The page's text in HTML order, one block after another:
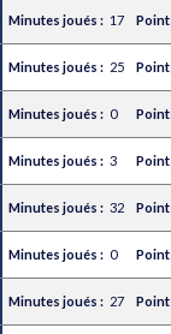
17
25
0
3
32
0
27